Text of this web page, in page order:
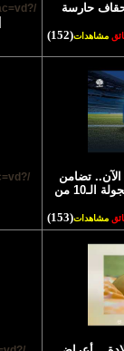
حارسة
مشاهدات(152)
/?no=127493&ac=vd >
تضامن
حضرموت × شباب البيضاء ضمن الجولة الـ10 من
مشاهدات(153)
/?no=127490&ac=vd >